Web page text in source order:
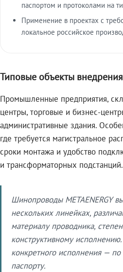
паспортом и протоколами на
Применение в проектах с
локальное российское
Типовые объекты внедрения
Промышленные предприятия,
центры, торговые и бизнес-
административные здания.
где требуется магистральное
сроки монтажа и удобство
и трансформаторных подстанций.
Шинопроводы METAENERGY
нескольких линейках,
материалу проводника,
конструктивному
конкретного исполнения — по
паспорту.